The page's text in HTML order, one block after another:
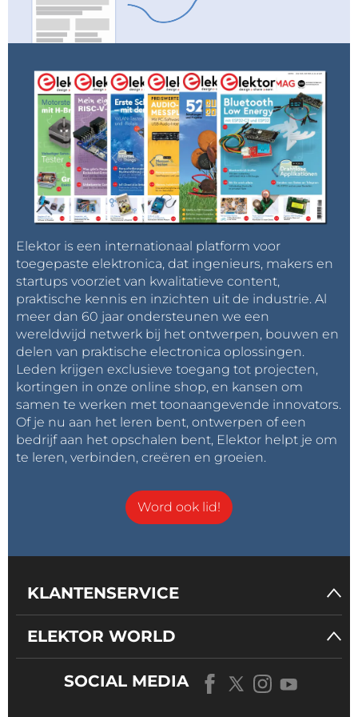
winkel.
Elektor is een internationaal platform voor
toegepaste elektronica, dat ingenieurs, makers en
startups voorziet van kwalitatieve content,
praktische kennis en inzichten uit de industrie. Al
meer dan 60 jaar ondersteunen we een
wereldwijd netwerk bij het ontwerpen, bouwen en
delen van praktische electronica oplossingen.
Leden krijgen exclusieve toegang tot projecten,
kortingen in onze online shop, en kansen om
samen te werken met toonaangevende innovators.
Of je nu aan het leren bent, ontwerpen of een
bedrijf aan het opschalen bent, Elektor helpt je om
te leren, verbinden, creëren en groeien.
Word ook lid!
KLANTENSERVICE
ELEKTOR WORLD
SOCIAL MEDIA